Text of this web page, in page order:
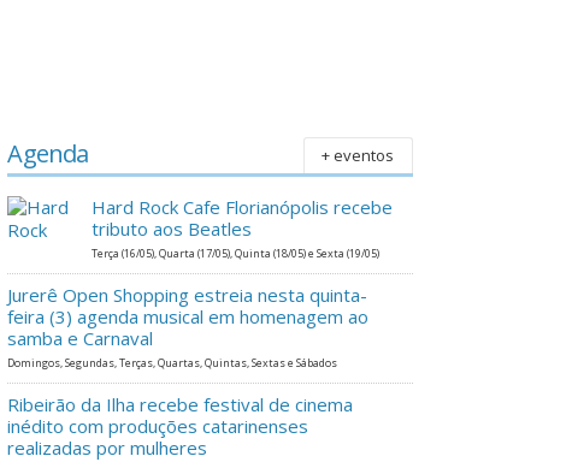
Agenda + eventos
Hard Rock Cafe Florianópolis recebe
tributo aos Beatles
Terça (16/05), Quarta (17/05), Quinta (18/05) e Sexta (19/05)
Jurerê Open Shopping estreia nesta quinta-
feira (3) agenda musical em homenagem ao
samba e Carnaval
Domingos, Segundas, Terças, Quartas, Quintas, Sextas e Sábados
Ribeirão da Ilha recebe festival de cinema
inédito com produções catarinenses
realizadas por mulheres